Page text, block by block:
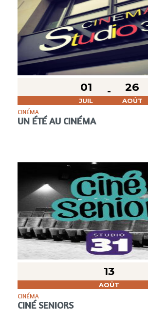
01
JUIL
26
AOÛT
CINÉMA
UN ÉTÉ AU CINÉMA
13
AOÛT
CINÉMA
CINÉ SENIORS